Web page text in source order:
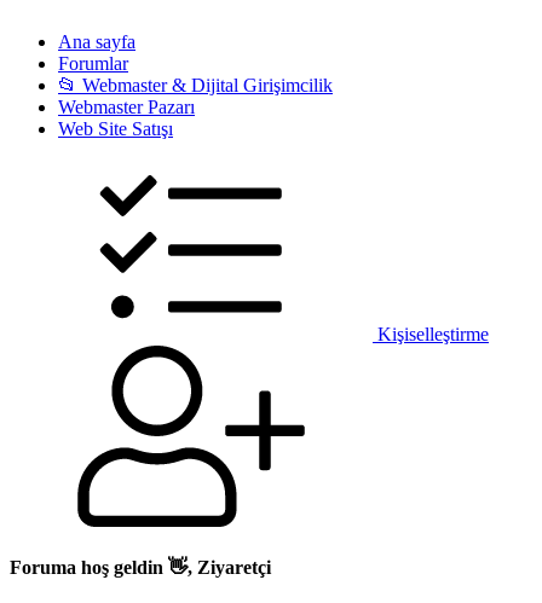
Ana sayfa
Forumlar
📂 Webmaster & Dijital Girişimcilik
Webmaster Pazarı
Web Site Satışı
Kişiselleştirme
Foruma hoş geldin 👋, Ziyaretçi